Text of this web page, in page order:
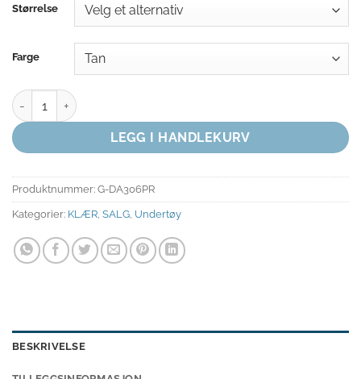
Størrelse
Farge
Beige TOPP antall
LEGG I HANDLEKURV
Produktnummer: G-DA306PR
Kategorier: KLÆR, SALG, Undertøy
BESKRIVELSE